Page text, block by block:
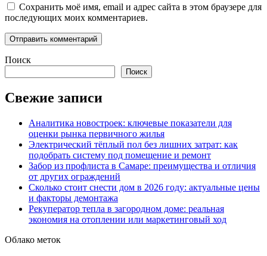
Сохранить моё имя, email и адрес сайта в этом браузере для
последующих моих комментариев.
Поиск
Поиск
Свежие записи
Аналитика новостроек: ключевые показатели для
оценки рынка первичного жилья
Электрический тёплый пол без лишних затрат: как
подобрать систему под помещение и ремонт
Забор из профлиста в Самаре: преимущества и отличия
от других ограждений
Сколько стоит снести дом в 2026 году: актуальные цены
и факторы демонтажа
Рекуператор тепла в загородном доме: реальная
экономия на отоплении или маркетинговый ход
Облако меток